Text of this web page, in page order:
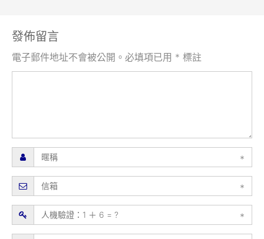
發佈留言
電子郵件地址不會被公開。必填項已用 * 標註
*
*
*